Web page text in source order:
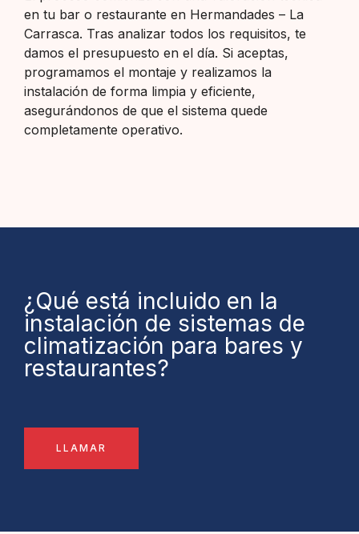
en tu bar o restaurante en Hermandades – La
Carrasca. Tras analizar todos los requisitos, te
damos el presupuesto en el día. Si aceptas,
programamos el montaje y realizamos la
instalación de forma limpia y eficiente,
asegurándonos de que el sistema quede
completamente operativo.
¿Qué está incluido en la
instalación de sistemas de
climatización para bares y
restaurantes?
LLAMAR